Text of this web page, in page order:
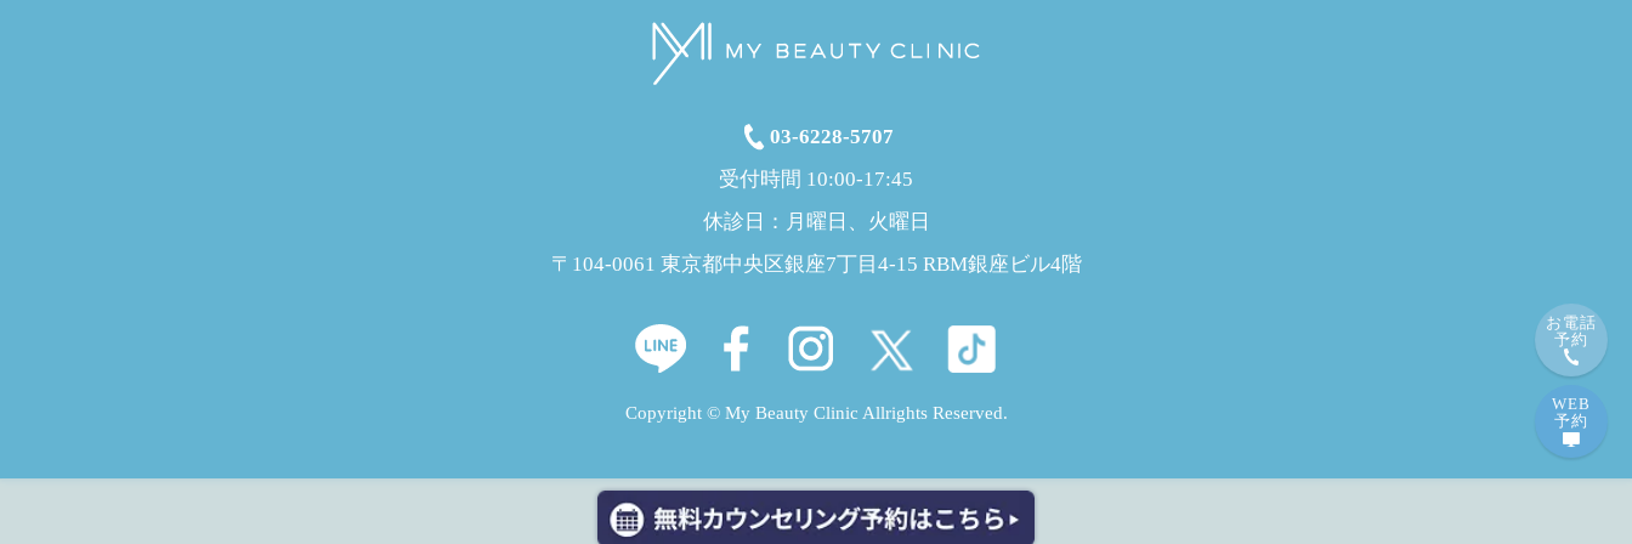
お電話
予約
WEB
予約
03-6228-5707
受付時間 10:00-17:45
休診日：月曜日、火曜日
〒104-0061 東京都中央区銀座7丁目4-15 RBM銀座ビル4階
Copyright © My Beauty Clinic Allrights Reserved.